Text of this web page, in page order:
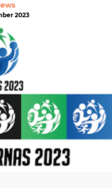
2023